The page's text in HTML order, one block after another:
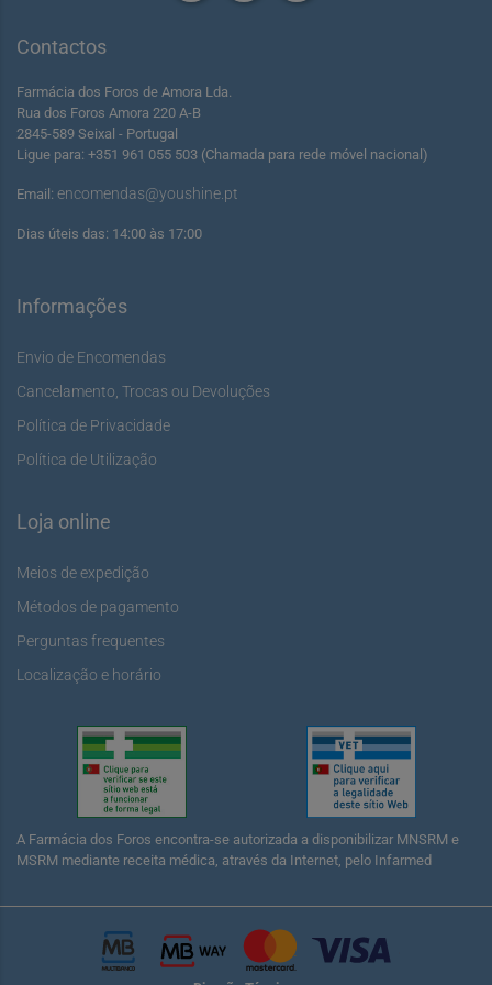
Contactos
Farmácia dos Foros de Amora Lda.
Rua dos Foros Amora 220 A-B
2845-589 Seixal - Portugal
Ligue para: +351 961 055 503 (Chamada para rede móvel nacional)
Email: encomendas@youshine.pt
Dias úteis das: 14:00 às 17:00
Informações
Envio de Encomendas
Cancelamento, Trocas ou Devoluções
Política de Privacidade
Política de Utilização
Loja online
Meios de expedição
Métodos de pagamento
Perguntas frequentes
Localização e horário
A Farmácia dos Foros encontra-se autorizada a disponibilizar MNSRM e
MSRM mediante receita médica, através da Internet, pelo Infarmed